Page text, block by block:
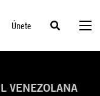
Únete
VENEZOLANA